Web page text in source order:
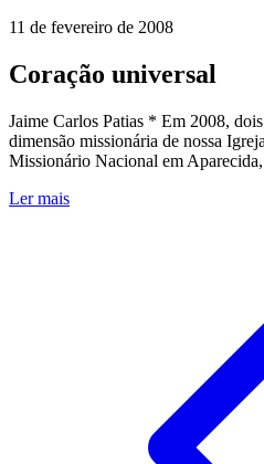
11 de fevereiro de 2008
Coração universal
Jaime Carlos Patias * Em 2008,
dimensão missionária de nossa
Missionário Nacional em
Ler mais